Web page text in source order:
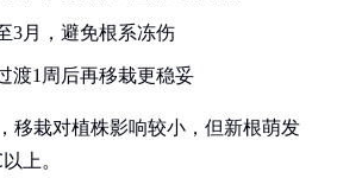
3月，避免根系冻伤
渡1周后再移栽更稳妥
移栽对植株影响较小，但新根萌发
上。